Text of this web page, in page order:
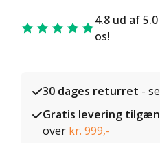
4.8 ud af
os!
30 dages returret -
Gratis levering
over kr. 999,-